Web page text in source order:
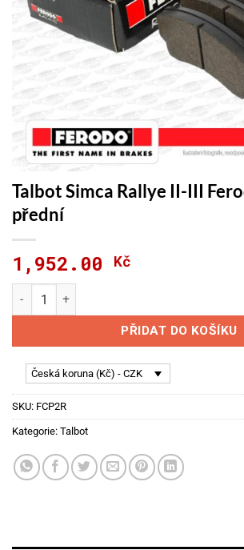
Talbot Simca Rallye II-III
přední
1,952.00 Kč
Talbot Simca Rallye II-III Ferodo DS 3000
PŘIDAT DO KOŠÍKU
Česká koruna (Kč) - CZK
SKU: FCP2R
Kategorie: Talbot